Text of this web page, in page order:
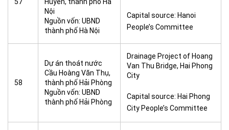
Nội
Nguồn vốn: UBND
thành phố Hà Nội
Capital source: Hanoi
People’s Committee
58
Dự án thoát nước
Cầu Hoàng Văn Thụ,
thành phố Hải Phòng
Nguồn vốn: UBND
thành phố Hải Phòng
Drainage Project of Hoang
Van Thu Bridge, Hai Phong
City
Capital source: Hai Phong
City People’s Committee